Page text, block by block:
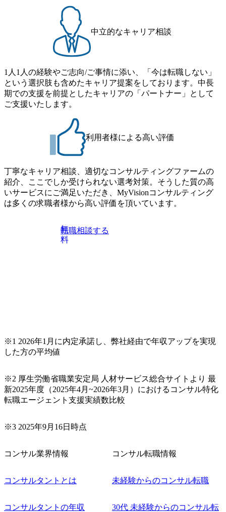
った社会課題やテーマに対して、グローバル知見と最新の
事例などを基に企業の構造改革と社会価値の創造の取り組
みを行うプロフェッショナルチームです。 今回1day選考対
象となるポジションは下記となります。 ・コンサルタント
(調達改革・設備O&M)【SCS SU】 ・コンサルタント(ECM/
流改革/需給プロセス改革)【SSC SU】 ・SCM/ECMデータ・
プロセス分析・AI活用_Sustainable SCM Strategy Unit(Strategy
Consultant職)≪東京・大阪≫ ・コンサルタント(SCS SUオー
プンポジション)【SCS SU】 ※当日は全体での会社説明な
どはなく、個別選考のみの実施を予定しています ※1名あた
りの拘束時間は1時間～最大2時間半程度を想定しています
※1次面接と最終面接の間をなるべく空けないよう調整して
おりますが、調整が叶わないケースもございます オンライ
ン 書類選考通過者
仕事内容からお話をさせていただきますので、戦略コンサ
ルティングにご興味をお持ちの方は、この機会にぜひご応
にはWebテストを8月20日までに受験いただきます ・8月21
日までにプログラム参加者をご案内します ・初回プログラ
ム : 8月29日(土)10:00～13:30 @ベイン東京オフィス(六本木)
・プログラム期間中はコンサルタントとの食事会、プロジ
ェクトのご紹介、ケースワークショップなどを実施します
・10月17日(土)開催の選考会にて採用面接を実施する予定で
す ※ご都合が合わない方は別途調整いたします 初回プロ
ラインまたはオフラインの実施 ※東京オフィスのみのご応
募となります。他オフィス希望を含めたご応募はお受けい
たしかねますのでご了承ください ● フルタイムでの職務経
歴を2年以上お持ちの方で、東京オフィスのコンサルタント
ポジションに応募意思がある方 ● 英語・日本語ともにビジ
ネスレベルの方 ※日本語が母国語でない方は日本語能力
試験N1またはそれ相当の上級レベルの日本語力(会話・読解
力)
中立的なキャリア相談
1人1人の経験やご志向/ご事情に添い、「今は転職しない」
という選択肢も含めたキャリア提案をしております。中長
期での支援を前提としたキャリアの「パートナー」として
ご支援いたします。
利用者様による高い評価
丁寧なキャリア相談、適切なコンサルティングファームの
紹介、ここでしか受けられない選考対策。そうした質の高
いサービスにご満足いただき、MyVisionコンサルティング
は多くの求職者様から高い評価を頂いています。
無
料
転職相談する
※1 2026年1月に内定承諾し、弊社経由で年収アップを実現
した方の平均値
※2 厚生労働省職業安定局 人材サービス総合サイトより 最
新2025年度（2025年4月~2026年3月）におけるコンサル特化
転職エージェント支援実績数比較
※3 2025年9月16日時点
コンサル業界情報
コンサルタントとは
コンサルタントの年収
コンサル転職情報
未経験からのコンサル転職
30代 未経験からのコンサル転